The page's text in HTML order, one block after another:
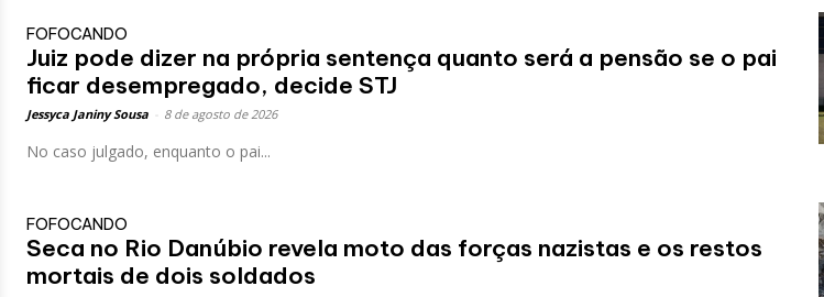
FOFOCANDO
Juiz pode dizer na própria sentença quanto será a pensão se o pai
ficar desempregado, decide STJ
Jessyca Janiny Sousa 8 de agosto de 2026
No caso julgado, enquanto o pai...
FOFOCANDO
Seca no Rio Danúbio revela moto das forças nazistas e os restos
mortais de dois soldados